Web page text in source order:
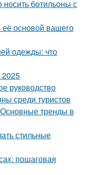
ботильоны с
её основой вашего
одежды: что
руководство
среди туристов
тренды в
стильные
пошаговая